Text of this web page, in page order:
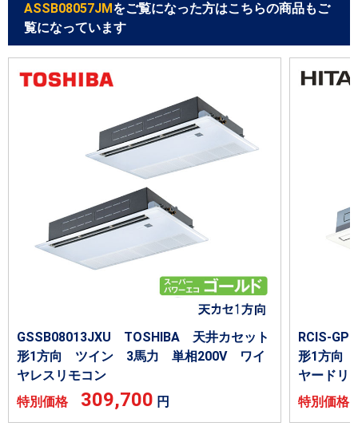
ASSB08057JM をご覧になった方はこちらの商品もご
覧になっています
GSSB08013JXU TOSHIBA 天井カセット
形1方向 ツイン 3馬力 単相200V ワイ
ヤレスリモコン
特別価格 309,700 円
RCIS-
形1方向
ヤードリ
特別価